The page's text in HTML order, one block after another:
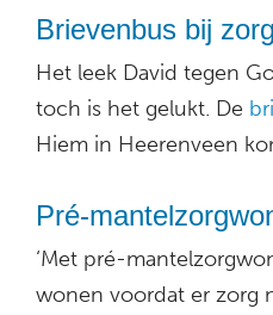
Brievenbus bij
Het leek David tegen
toch is het gelukt. De
Hiem in Heerenveen
Pré-
‘Met pré-
wonen voordat er zorg